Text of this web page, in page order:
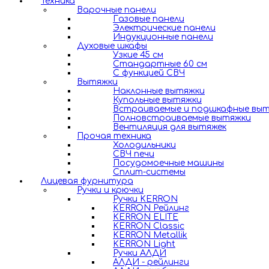
Варочные панели
Газовые панели
Электрические панели
Индукционные панели
Духовые шкафы
Узкие 45 см
Стандартные 60 см
С функцией СВЧ
Вытяжки
Наклонные вытяжки
Купольные вытяжки
Встраиваемые и подшкафные
Полновстраиваемые вытяжки
Вентиляция для вытяжек
Прочая техника
Холодильники
СВЧ печи
Посудомоечные машины
Сплит-системы
Лицевая фурнитура
Ручки и крючки
Ручки KERRON
KERRON Рейлинг
KERRON ELITE
KERRON Classic
KERRON Metallik
KERRON Light
Ручки АЛДИ
АЛДИ - рейлинги